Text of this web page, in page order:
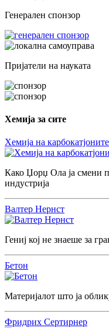
Генерален спонзор
Пријатели на науката
Хемија за сите
Хемија на карбокатјоните
Како Џорџ Ола ја смени
индустрија
Валтер Нернст
Гениј кој не знаеше за
Бетон
Материјалот што ја
Фридрих Сертирнер